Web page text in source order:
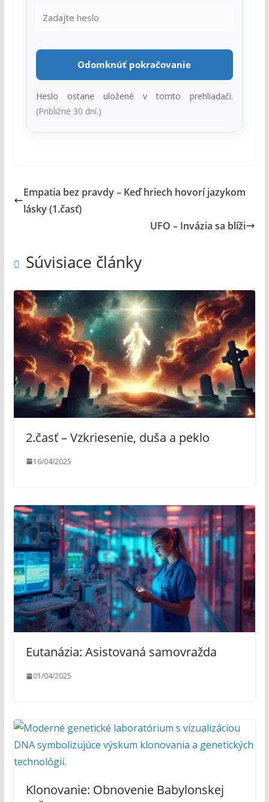
Odomknúť pokračovanie
Heslo ostane uložené v tomto prehliadači.
(Približne 30 dní.)
Empatia bez pravdy – Keď hriech hovorí jazykom
lásky (1.časť)
UFO – Invázia sa blíži
Súvisiace články
2.časť – Vzkriesenie, duša a peklo
16/04/2025
Eutanázia: Asistovaná samovražda
01/04/2025
Klonovanie: Obnovenie Babylonskej